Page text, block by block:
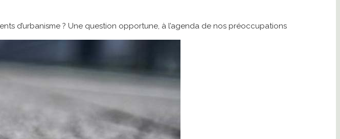
d’urbanisme ? Une question opportune, à l’agenda de nos préoccupations